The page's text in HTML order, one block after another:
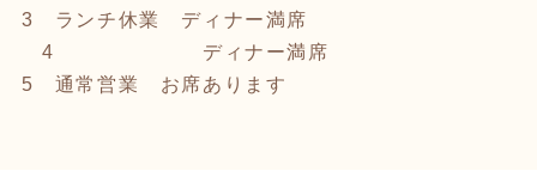
3 ランチ休業 ディナー満席
4 ディナー満席
5 通常営業 お席あります